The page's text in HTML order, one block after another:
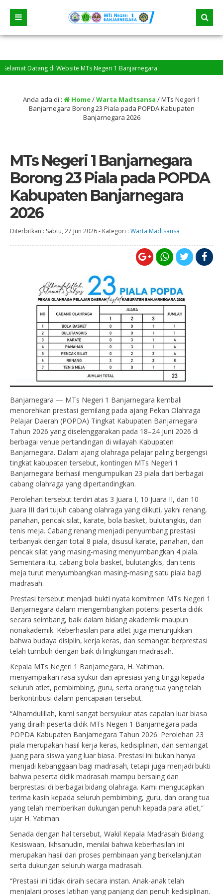
Datang di Website MTs Negeri 1 Banjarnegara
Anda ada di : Home/Warta Madtsansa /MTs Negeri 1
Banjarnegara Borong 23 Piala pada POPDA Kabupaten
Banjarnegara 2026
MTs Negeri 1 Banjarnegara
Borong 23 Piala pada POPDA
Kabupaten Banjarnegara
2026
Diterbitkan : Sabtu, 27 Jun 2026- Kategori : Warta Madtsansa
Banjarnegara — MTs Negeri 1 Banjarnegara kembali
menorehkan prestasi gemilang pada ajang Pekan Olahraga
Pelajar Daerah (POPDA) Tingkat Kabupaten Banjarnegara
Tahun 2026 yang diselenggarakan pada 18–24 Juni 2026 di
berbagai venue pertandingan di wilayah Kabupaten
Banjarnegara. Dalam ajang olahraga pelajar paling bergengsi
tingkat kabupaten tersebut, kontingen MTs Negeri 1
Banjarnegara berhasil mengumpulkan 23 piala dari berbagai
cabang olahraga yang dipertandingkan.
Perolehan tersebut terdiri atas 3 Juara I, 10 Juara II, dan 10
Juara III dari tujuh cabang olahraga yang diikuti, yakni renang,
panahan, pencak silat, karate, bola basket, bulutangkis, dan
tenis meja. Cabang renang menjadi penyumbang prestasi
terbanyak dengan total 8 piala, disusul karate, panahan, dan
pencak silat yang masing-masing menyumbangkan 4 piala.
Sementara itu, cabang bola basket, bulutangkis, dan tenis
meja turut menyumbangkan masing-masing satu piala bagi
madrasah.
Prestasi tersebut menjadi bukti nyata komitmen MTs Negeri 1
Banjarnegara dalam mengembangkan potensi peserta didik
secara seimbang, baik dalam bidang akademik maupun
nonakademik. Keberhasilan para atlet juga menunjukkan
bahwa budaya disiplin, kerja keras, dan semangat berprestasi
telah tumbuh dengan baik di lingkungan madrasah.
Kepala MTs Negeri 1 Banjarnegara, H. Yatiman,
menyampaikan rasa syukur dan apresiasi yang tinggi kepada
seluruh atlet, pembimbing, guru, serta orang tua yang telah
berkontribusi dalam pencapaian tersebut.
“Alhamdulillah, kami sangat bersyukur atas capaian luar biasa
yang diraih peserta didik MTs Negeri 1 Banjarnegara pada
POPDA Kabupaten Banjarnegara Tahun 2026. Perolehan 23
piala merupakan hasil kerja keras, kedisiplinan, dan semangat
juang para siswa yang luar biasa. Prestasi ini bukan hanya
menjadi kebanggaan bagi madrasah, tetapi juga menjadi bukti
bahwa peserta didik madrasah mampu bersaing dan
berprestasi di berbagai bidang olahraga. Kami mengucapkan
terima kasih kepada seluruh pembimbing, guru, dan orang tua
yang telah memberikan dukungan penuh kepada para atlet,”
ujar H. Yatiman.
Senada dengan hal tersebut, Wakil Kepala Madrasah Bidang
Kesiswaan, Ikhsanudin, menilai bahwa keberhasilan ini
merupakan hasil dari proses pembinaan yang berkelanjutan
serta dukungan seluruh warga madrasah.
“Prestasi ini tidak diraih secara instan. Anak-anak telah
menjalani proses latihan yang panjang dan penuh kedisiplinan.